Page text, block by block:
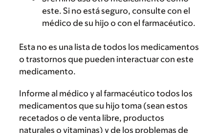
este. Si no está seguro, consulte con el
médico de su hijo o con el farmacéutico.
Esta no es una lista de todos los medicamentos
o trastornos que pueden interactuar con este
medicamento.
Informe al médico y al farmacéutico todos los
medicamentos que su hijo toma (sean estos
recetados o de venta libre, productos
naturales o vitaminas) y de los problemas de